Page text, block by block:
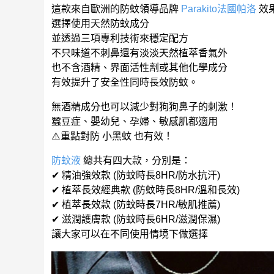
這款來自歐洲的防蚊領導品牌 Parakito法國帕洛 效
選擇使用天然防蚊成分
並透過三項專利技術來穩定配方
不只味道不刺鼻還有淡淡天然植萃香氣外
也不含酒精、界面活性劑或其他化學成分
有效提升了安全性同時長效防蚊。
無酒精成分也可以減少對狗狗鼻子的刺激！
蠶豆症、嬰幼兒、孕婦、敏感肌都適用
⚠️重點對防 小黑蚊 也有效！
防蚊液 總共有四大款，分別是：
✔ 精油強效款 (防蚊時長8HR/防水抗汗)
✔ 植萃長效經典款 (防蚊時長8HR/溫和長效)
✔ 植萃長效款 (防蚊時長7HR/敏肌推薦)
✔ 滋潤護膚款 (防蚊時長6HR/滋潤保濕)
讓大家可以在不同使用情境下做選擇